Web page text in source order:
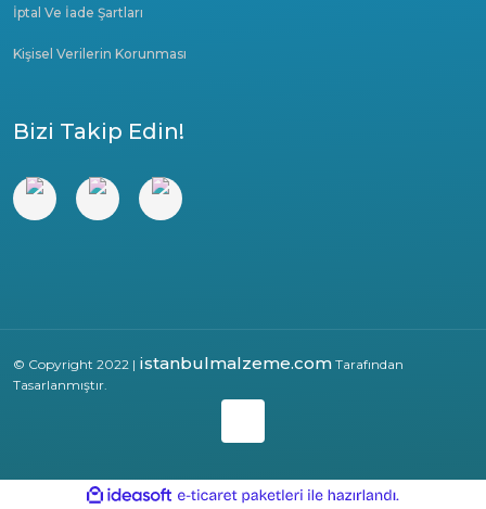
İptal Ve İade Şartları
Kişisel Verilerin Korunması
Bizi Takip Edin!
© Copyright 2022 | istanbulmalzeme.com Tarafından
Tasarlanmıştır.
ideasoft
e-